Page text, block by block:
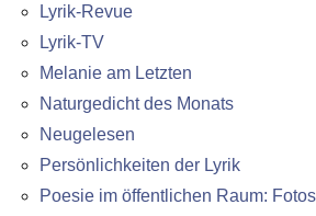
Lyrik-Revue
Lyrik-TV
Melanie am Letzten
Naturgedicht des Monats
Neugelesen
Persönlichkeiten der Lyrik
Poesie im öffentlichen Raum: Fotos